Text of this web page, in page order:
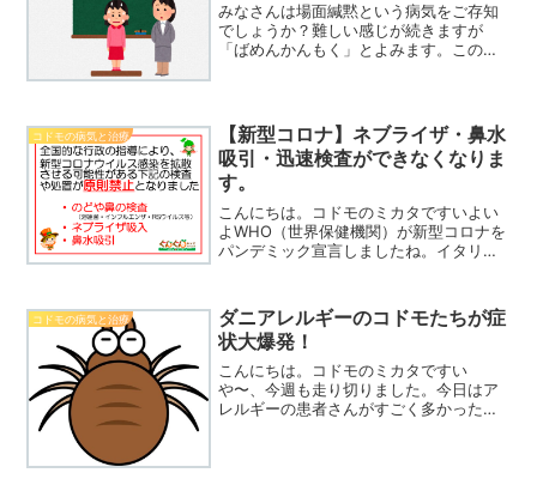
みなさんは場面緘黙という病気をご存知
でしょうか？難しい感じが続きますが
「ばめんかんもく」とよみます。この症
やすく解説し、その背後にあ...
コドモの病気と治療
【新型コロナ】ネブライザ・鼻水
吸引・迅速検査ができなくなりま
す。
こんにちは。コドモのミカタですいよい
よWHO（世界保健機関）が新型コロナを
パンデミック宣言しましたね。イタリア
たときに使用する人工呼吸器が足りなく
なって「60歳以上の患...
コドモの病気と治療
ダニアレルギーのコドモたちが症
状大爆発！
こんにちは。コドモのミカタですい
や〜、今週も走り切りました。今日はア
レルギーの患者さんがすごく多かったで